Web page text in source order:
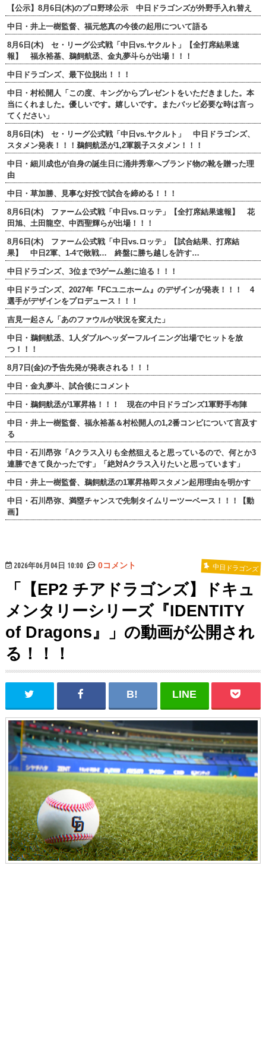
【公示】8月6日(木)のプロ野球公示 中日ドラゴンズが外野手入れ替え
中日・井上一樹監督、福元悠真の今後の起用について語る
8月6日(木) セ・リーグ公式戦「中日vs.ヤクルト」【全打席結果速
報】 福永裕基、鵜飼航丞、金丸夢斗らが出場！！！
中日ドラゴンズ、最下位脱出！！！
中日・村松開人「この度、キングからプレゼントをいただきました。本
当にくれました。優しいです。嬉しいです。またバッピ必要な時は言っ
てください」
8月6日(木) セ・リーグ公式戦「中日vs.ヤクルト」 中日ドラゴンズ、
スタメン発表！！！鵜飼航丞が1,2軍親子スタメン！！！
中日・細川成也が自身の誕生日に涌井秀章へブランド物の靴を贈った理
由
中日・草加勝、見事な好投で試合を締める！！！
8月6日(木) ファーム公式戦「中日vs.ロッテ」【全打席結果速報】 花
田旭、土田龍空、中西聖輝らが出場！！！
8月6日(木) ファーム公式戦「中日vs.ロッテ」【試合結果、打席結
果】 中日2軍、1-4で敗戦… 終盤に勝ち越しを許す…
中日ドラゴンズ、3位まで3ゲーム差に迫る！！！
中日ドラゴンズ、2027年『FCユニホーム』のデザインが発表！！！ 4
選手がデザインをプロデュース！！！
吉見一起さん「あのファウルが状況を変えた」
中日・鵜飼航丞、1人ダブルヘッダーフルイニング出場でヒットを放
つ！！！
8月7日(金)の予告先発が発表される！！！
中日・金丸夢斗、試合後にコメント
中日・鵜飼航丞が1軍昇格！！！ 現在の中日ドラゴンズ1軍野手布陣
中日・井上一樹監督、福永裕基＆村松開人の1,2番コンビについて言及す
る
中日・石川昂弥「Aクラス入りも全然狙えると思っているので、何とか3
連勝できて良かったです」「絶対Aクラス入りたいと思っています」
中日・井上一樹監督、鵜飼航丞の1軍昇格即スタメン起用理由を明かす
中日・石川昂弥、満塁チャンスで先制タイムリーツーベース！！！【動
画】
2026年06月04日 10:00 0コメント 中日ドラゴンズ
「【EP2 チアドラゴンズ】ドキュ
メンタリーシリーズ『IDENTITY
of Dragons』」の動画が公開され
る！！！